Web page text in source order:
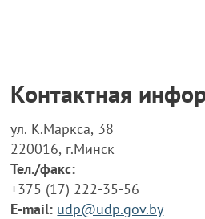
Контактная
ул. К.Маркса, 38
220016, г.Минск
Тел./факс:
+375 (17) 222-35-56
E-mail: udp@udp.gov.by